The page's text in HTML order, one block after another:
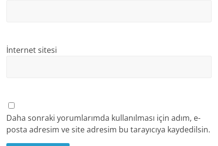
İnternet sitesi
Daha sonraki yorumlarımda kullanılması için adım, e-
posta adresim ve site adresim bu tarayıcıya kaydedilsin.